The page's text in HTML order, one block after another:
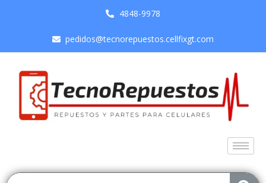
4848-9978
pedidos@tecnorepuestos.cellfixgt.com